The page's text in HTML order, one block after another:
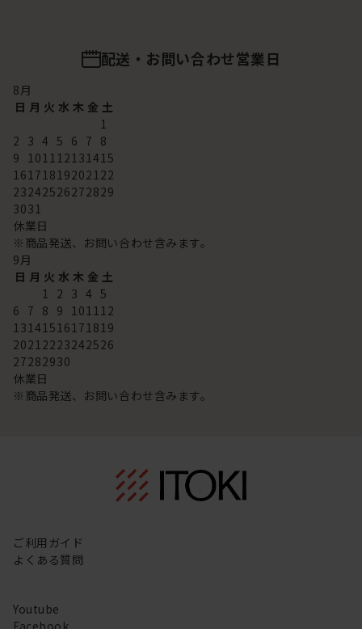
配送・お問い合わせ営業日
8月
日 月 火 水 木 金 土
1
2 3 4 5 6 7 8
9 101112131415
16171819202122
23242526272829
3031
休業日
※商品発送、お問い合わせ含みます。
9月
日 月 火 水 木 金 土
1 2 3 4 5
6 7 8 9 101112
13141516171819
20212223242526
27282930
休業日
※商品発送、お問い合わせ含みます。
ご利用ガイド
よくある質問
Youtube